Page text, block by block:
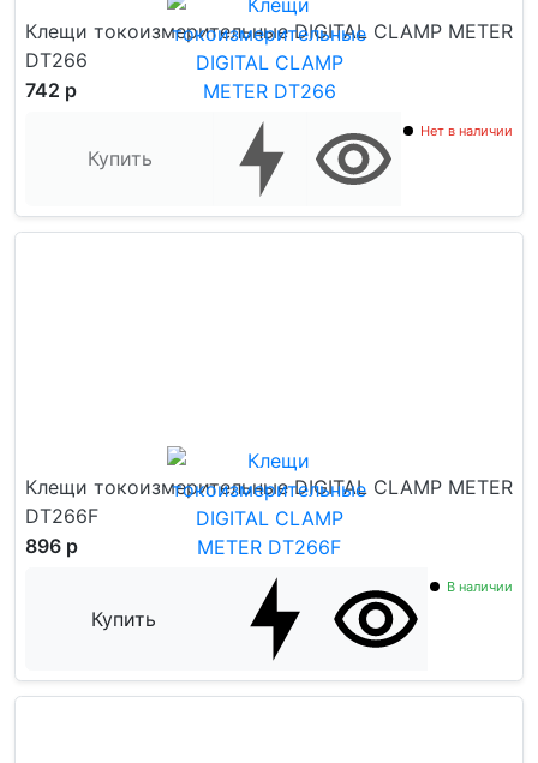
Клещи токоизмерительные DIGITAL CLAMP METER
DT266
742 р
Купить
Нет в наличии
Клещи токоизмерительные DIGITAL CLAMP METER
DT266F
896 р
Купить
В наличии